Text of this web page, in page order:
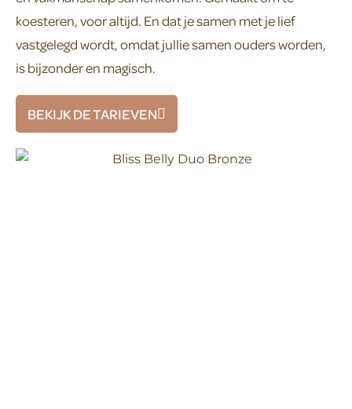
koesteren, voor altijd. En dat je samen met je lief
vastgelegd wordt, omdat jullie samen ouders worden,
is bijzonder en magisch.
BEKIJK DE TARIEVEN